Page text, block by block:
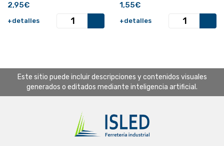
2,95€
+detalles
1,55€
+detalles
Este sitio puede incluir descripciones y contenidos visuales
generados o editados mediante inteligencia artificial.